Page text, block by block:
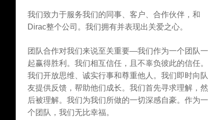
我们致力于服务我们的同事、客户、合作伙伴，和
Dirac整个公司。我们拥有并表现出关爱之心。
团队合作对我们来说至关重要—我们作为一个团队一
起赢得胜利。我们相互信任，且不辜负彼此的信任。
我们开放思维、诚实行事和尊重他人。我们即时向队
友提供反馈，帮助他们成长。我们首先寻求理解，然
后被理解。我们为我们所做的一切深感自豪。作为一
个团队，我们无比幸福。